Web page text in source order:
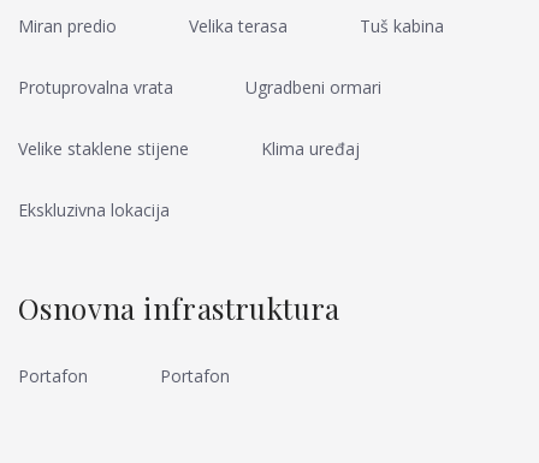
Miran predio Velika terasa Tuš kabina
Protuprovalna vrata Ugradbeni ormari
Velike staklene stijene Klima uređaj
Ekskluzivna lokacija
Osnovna infrastruktura
Portafon Portafon